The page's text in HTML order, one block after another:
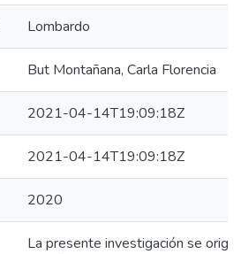
Lombardo
But Montañana, Carla Florencia
2021-04-14T19:09:18Z
2021-04-14T19:09:18Z
2020
La presente investigación se